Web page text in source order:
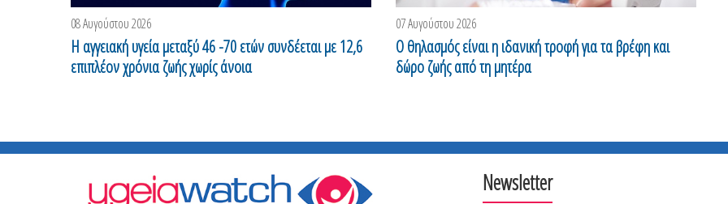
08 Αυγούστου 2026
H αγγειακή υγεία μεταξύ 46 -70 ετών συνδέεται με 12,6
επιπλέον χρόνια ζωής χωρίς άνοια
07 Αυγούστου 2026
Ο θηλασμός είναι η ιδανική τροφή για τα βρέφη και
δώρο ζωής από τη μητέρα
Newsletter